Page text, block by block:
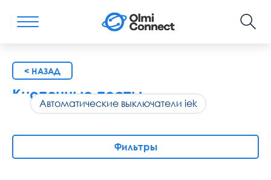
< НАЗАД
Кнопочные посты
Автоматические выключатели iek
Фильтры